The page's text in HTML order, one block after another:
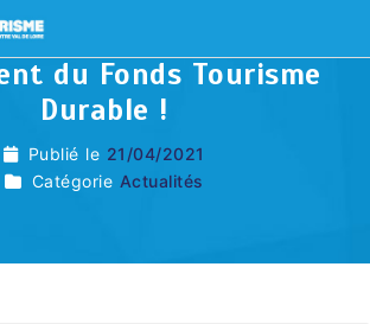
du Fonds Tourisme
Durable !
Publié le 21/04/2021
Catégorie Actualités